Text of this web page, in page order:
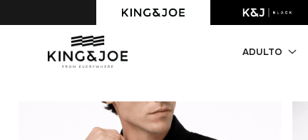
Primeira compra com 10% OFF. Cupom: PRIMEIRACOMPRA
ADULTO